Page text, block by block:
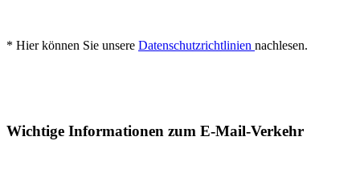
* Hier können Sie unsere Datenschutzrichtlinien nachlesen.
Wichtige Informationen zum E-Mail-Verkehr